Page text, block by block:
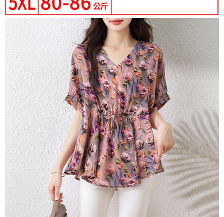
【注意事項】
１．透過由恩沛科技股份有限公司提供之「AFTEE先享後付」服務完成之交
易，需依本服務之必要範圍內提供個人資料，並將交易相關給付款項請求債
權轉讓予恩沛科技股份有限公司。
２．關於個人資料處理事宜，請瀏覽以下網址：
https://aftee.tw/terms/#terms3
３．未成年的使用者請事先徵得法定代理人或監護人之同意方可使用
「AFTEE先享後付」，若未經同意申辦者引起之損失，本公司不負相關責
任。
４．使用「AFTEE先享後付」時，將依據個別帳號之用戶狀況，依本公司即
時審查核予不同之上限額度；若仍有額度不足之情形，本公司將視審查結果
請求用戶進行身份認證。
５．嚴禁一人註冊多個帳號或使用他人資訊註冊。若發現惡意使用之情形，
恩沛科技股份有限公司將有權停止該用戶之使用額度並採取法律行動。
7-11付款取貨
每筆NT$80，滿NT$699(含以上)免運費
付款後7-11取貨
每筆NT$80，滿NT$699(含以上)免運費
宅配
每筆NT$70，滿NT$699(含以上)免運費
離島-郵局寄送
每筆NT$90，滿NT$699(含以上)免運費
國家/地區配送 查看運費